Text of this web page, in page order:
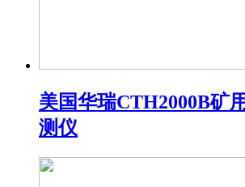
美国华瑞CTH2000B矿
测仪